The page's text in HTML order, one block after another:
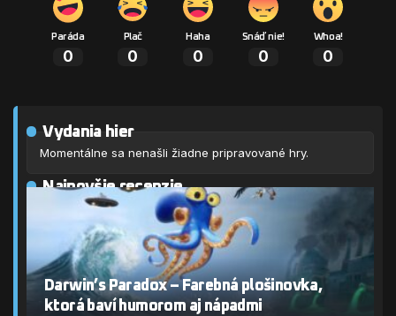
Paráda
0
Plač
0
Haha
0
Snáď nie!
0
Whoa!
0
Vydania hier
Momentálne sa nenašli žiadne pripravované hry.
Najnovšie recenzie
Darwin’s Paradox – Farebná plošinovka,
ktorá baví humorom aj nápadmi